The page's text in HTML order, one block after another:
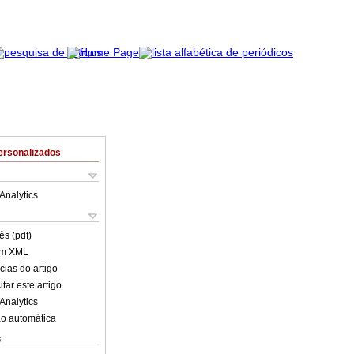
(pdf)
XML
do artigo
este artigo
automática